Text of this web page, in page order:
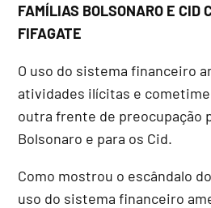
FAMÍLIAS BOLSONARO E CID
FIFAGATE
O uso do sistema financeiro
atividades ilícitas e
outra frente de preocupação
Bolsonaro e para os Cid.
Como mostrou o escândalo
uso do sistema financeiro